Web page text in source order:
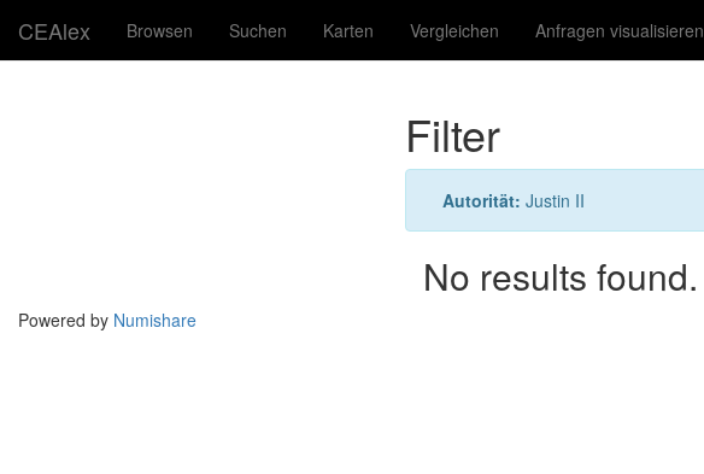
CEAlex Browsen Suchen Karten Vergleichen Anfragen visualisieren
Filter
Autorität: Justin II
No results found.
Powered by Numishare